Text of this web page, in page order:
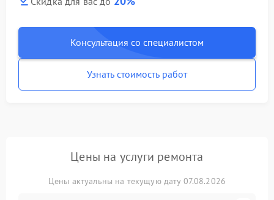
Консультация со специалистом
Узнать стоимость работ
Цены на услуги ремонта
Цены актуальны на текущую дату 07.08.2026